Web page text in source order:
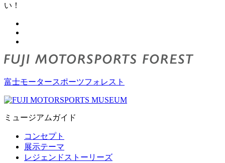
い！
富士モータースポーツフォレスト
ミュージアムガイド
コンセプト
展示テーマ
レジェンドストーリーズ